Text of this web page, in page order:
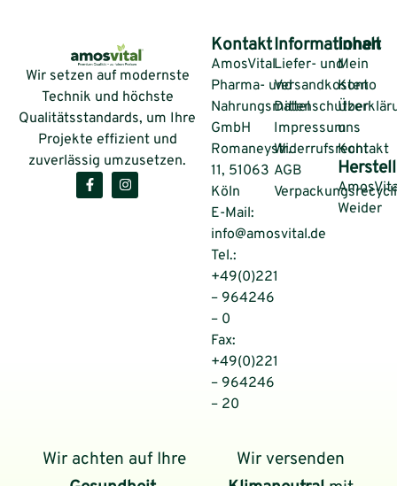
Wir setzen auf modernste
Technik und höchste
Qualitätsstandards, um Ihre
Projekte effizient und
zuverlässig umzusetzen.
Kontakt
AmosVital
Pharma- und
Nahrungsmittel
GmbH
Romaneystr.
11, 51063
Köln
E-Mail:
info@amosvital.de
Tel.:
+49(0)221
– 964246
– 0
Fax:
+49(0)221
– 964246
– 20
Informationen
Liefer- und
Versandkosten
Impressum
Widerrufsrecht
AGB
Inhalt
Mein
Konto
Über
uns
Kontakt
Weider
Wir achten auf Ihre
Wir versenden